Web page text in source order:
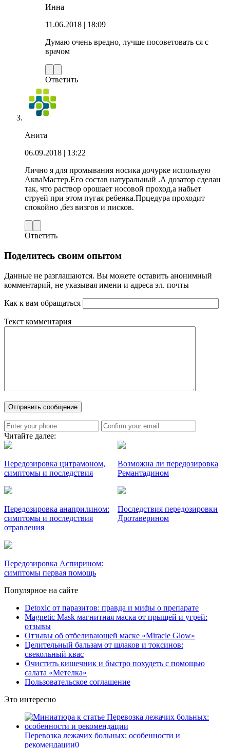
Инна
11.06.2018 | 18:09
Думаю очень вредно, лучше посоветовать ся с
врачом
Ответить
Анита
06.09.2018 | 13:22
Лично я для промывания носика дочурке использую
АкваМастер.Его состав натуральный .А дозатор сделан
так, что раствор орошает носовой проход,а набьет
струей при этом пугая ребенка.Прцедура проходит
спокойно ,без визгов и писков.
Ответить
Поделитесь своим опытом
Данные не разглашаются. Вы можете оставить анонимный
комментарий, не указывая имени и адреса эл. почты
Как к вам обращаться
Текст комментария
Читайте далее:
Передозировка цитрамоном,
симптомы и последствия
Возможна ли передозировка
Ремантадином
Передозировка анаприлином:
симптомы и последствия
отравления
Последствия передозировки
Дротаверином
Передозировка Аспирином:
симптомы первая помощь
Популярное на сайте
Detoxic от паразитов: правда и мифы о препарате
Magnetic Mask магнитная маска от прыщей и угрей:
отзывы
Отзывы об отбеливающей маске «Miracle Glow»
Целительный бальзам от шлаков и токсинов:
свекольный квас
Очистить кишечник и быстро похудеть с помощью
салата «Метелка»
Пользовательское соглашение
Это интересно
Перевозка лежачих больных: особенности и
рекомендации0